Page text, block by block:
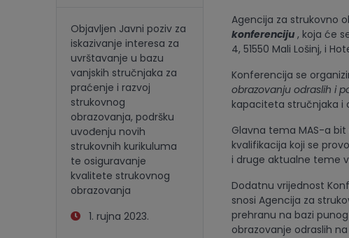
Objavljen Javni poziv za
iskazivanje interesa za
uvrštavanje u bazu
vanjskih stručnjaka za
praćenje i razvoj
strukovnog
obrazovanja, podršku
uvođenju novih
strukovnih kurikuluma
te osiguravanje
kvalitete strukovnog
obrazovanja
1. rujna 2023.
Agencija za strukovno
konferenciju , koja će
4, 51550 Mali Lošinj, i
Konferencija se
obrazovanju odraslih i
kapaciteta stručnjaka i
Glavna tema MAS-a
kvalifikacija koji se
i druge aktualne teme
Dodatnu vrijednost
snosi Agencija za
prehranu na bazi
obrazovanje odraslih